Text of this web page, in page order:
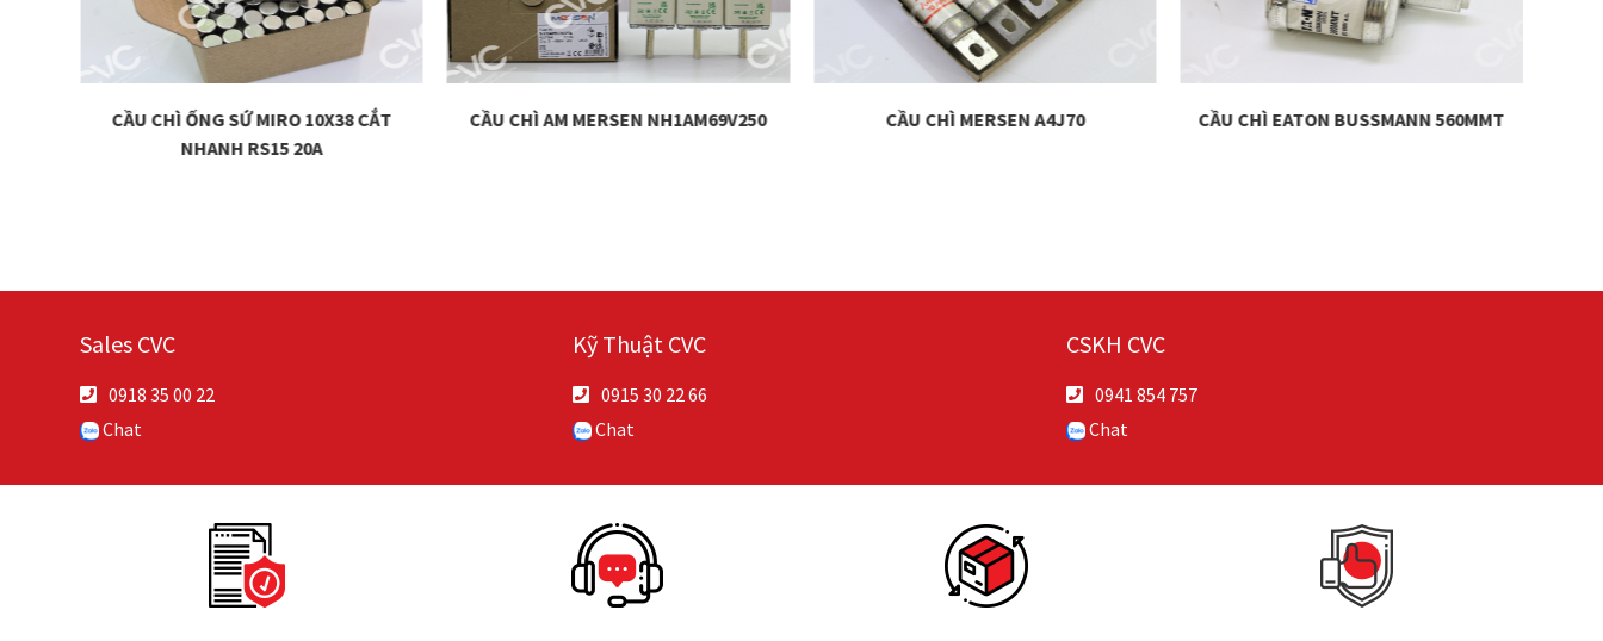
CẦU CHÌ ỐNG SỨ MIRO 10X38 CẮT
NHANH RS15 20A
CẦU CHÌ AM MERSEN NH1AM69V250 CẦU CHÌ MERSEN A4J70 CẦU CHÌ EATON BUSSMANN 560MMT
Sales CVC
0918 35 00 22
Chat
Kỹ Thuật CVC
0915 30 22 66
Chat
CSKH CVC
0941 854 757
Chat